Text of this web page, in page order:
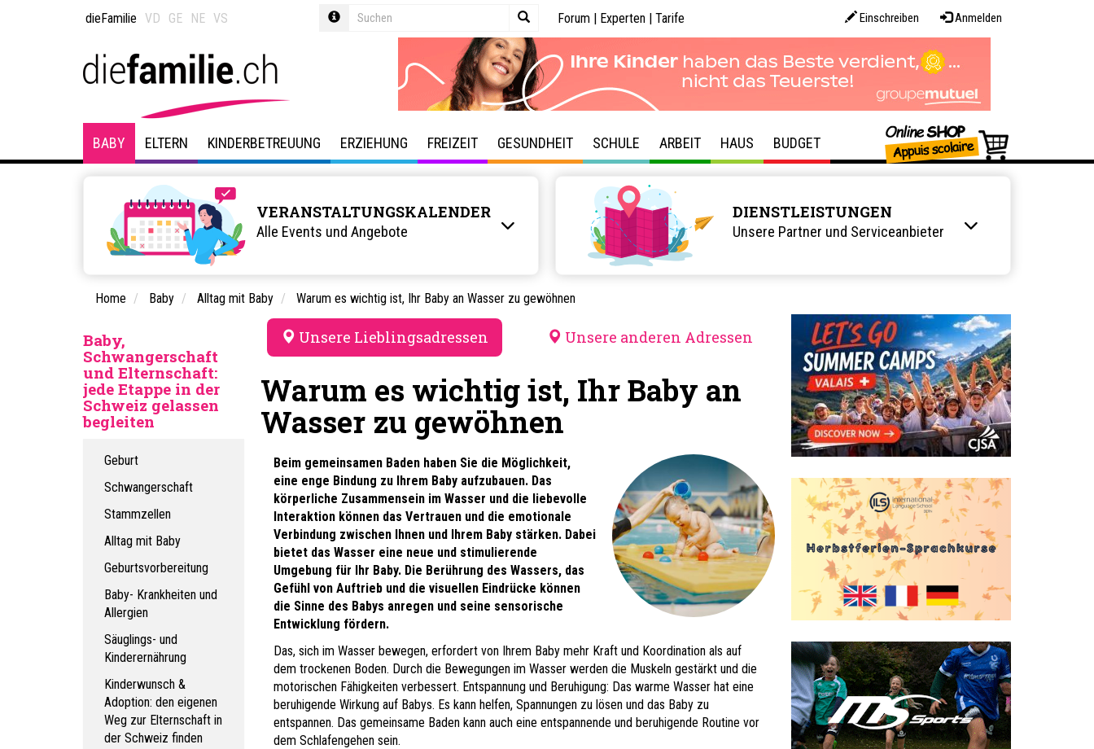
dieFamilie VD GE NE VS Einschreiben Anmelden
Forum | Experten | Tarife
BABY ELTERN KINDERBETREUUNG ERZIEHUNG FREIZEIT GESUNDHEIT SCHULE ARBEIT HAUS BUDGET
VERANSTALTUNGSKALENDER
Alle Events und Angebote
DIENSTLEISTUNGEN
Unsere Partner und Serviceanbieter
Home Baby Alltag mit Baby Warum es wichtig ist, Ihr Baby an Wasser zu gewöhnen
Baby,
Schwangerschaft
und Elternschaft:
jede Etappe in der
Schweiz gelassen
begleiten
Geburt
Schwangerschaft
Stammzellen
Alltag mit Baby
Geburtsvorbereitung
Baby- Krankheiten und
Allergien
Säuglings- und
Kinderernährung
Kinderwunsch &
Adoption: den eigenen
Weg zur Elternschaft in
der Schweiz finden
Unsere Lieblingsadressen Unsere anderen Adressen
Warum es wichtig ist, Ihr Baby an
Wasser zu gewöhnen
Beim gemeinsamen Baden haben Sie die Möglichkeit,
eine enge Bindung zu Ihrem Baby aufzubauen. Das
körperliche Zusammensein im Wasser und die liebevolle
Interaktion können das Vertrauen und die emotionale
Verbindung zwischen Ihnen und Ihrem Baby stärken. Dabei
bietet das Wasser eine neue und stimulierende
Umgebung für Ihr Baby. Die Berührung des Wassers, das
Gefühl von Auftrieb und die visuellen Eindrücke können
die Sinne des Babys anregen und seine sensorische
Entwicklung fördern.
Das, sich im Wasser bewegen, erfordert von Ihrem Baby mehr Kraft und Koordination als auf
dem trockenen Boden. Durch die Bewegungen im Wasser werden die Muskeln gestärkt und die
motorischen Fähigkeiten verbessert. Entspannung und Beruhigung: Das warme Wasser hat eine
beruhigende Wirkung auf Babys. Es kann helfen, Spannungen zu lösen und das Baby zu
entspannen. Das gemeinsame Baden kann auch eine entspannende und beruhigende Routine vor
dem Schlafengehen sein.